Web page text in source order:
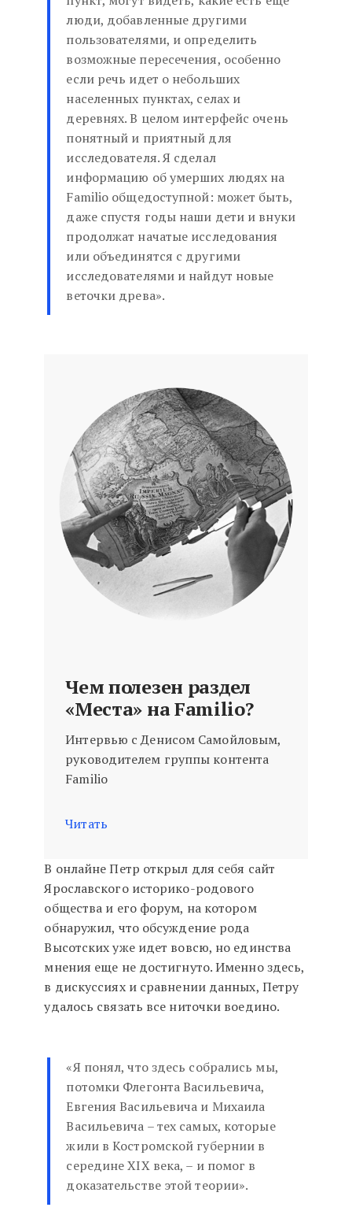
люди, добавленные другими
пользователями, и определить
возможные пересечения, особенно
если речь идет о небольших
населенных пунктах, селах и
деревнях. В целом интерфейс очень
понятный и приятный для
исследователя. Я сделал
информацию об умерших людях на
Familio общедоступной: может быть,
даже спустя годы наши дети и внуки
продолжат начатые исследования
или объединятся с другими
исследователями и найдут новые
веточки древа».
Чем полезен раздел
«Места» на Familio?
Интервью с Денисом Самойловым,
руководителем группы контента
Familio
Читать
В онлайне Петр открыл для себя сайт
Ярославского историко-родового
общества и его форум, на котором
обнаружил, что обсуждение рода
Высотских уже идет вовсю, но единства
мнения еще не достигнуто. Именно здесь,
в дискуссиях и сравнении данных, Петру
удалось связать все ниточки воедино.
«Я понял, что здесь собрались мы,
потомки Флегонта Васильевича,
Евгения Васильевича и Михаила
Васильевича – тех самых, которые
жили в Костромской губернии в
середине XIX века, – и помог в
доказательстве этой теории».